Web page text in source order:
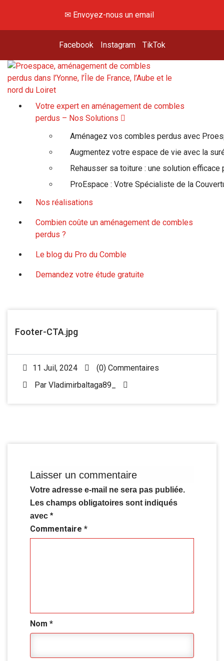
✉ Envoyez-nous un email
Facebook Instagram TikTok
Hey, viens voir là-haut !
Votre expert en aménagement de combles
perdus – Nos Solutions
Aménagez vos combles perdus avec
Augmentez votre espace de vie avec la
Rehausser sa toiture : une solution
ProEspace : Votre Spécialiste de la
Nos réalisations
Combien coûte un aménagement de combles
perdus ?
Le blog du Pro du Comble
Demandez votre étude gratuite
Footer-CTA.jpg
11 Juil, 2024
(0) Commentaires
Par Vladimirbaltaga89_
Laisser un commentaire
Votre adresse e-mail ne sera pas publiée.
Les champs obligatoires sont indiqués
avec *
Commentaire *
Nom *